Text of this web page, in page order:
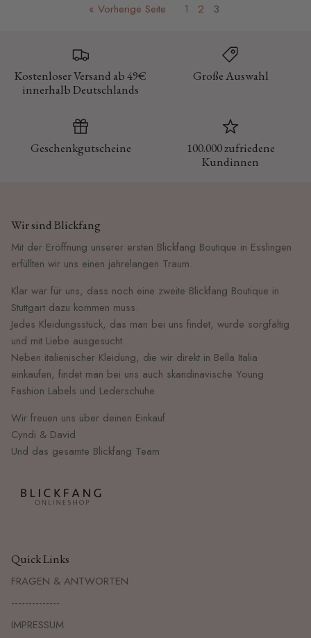
« Vorherige Seite · 1 2 3
Kostenloser Versand ab 49€
innerhalb Deutschlands
Große Auswahl
Geschenkgutscheine
100.000 zufriedene
Kundinnen
Wir sind Blickfang
Mit der Eröffnung unserer ersten Blickfang Boutique in Esslingen
erfüllten wir uns einen jahrelangen Traum.
Klar war für uns, dass noch eine zweite Blickfang Boutique in
Stuttgart dazu kommen muss.
Jedes Kleidungsstück, das man bei uns findet, wurde sorgfältig
und mit Liebe ausgesucht.
Neben italienischer Kleidung, die wir direkt in Bella Italia
einkaufen, findet man bei uns auch skandinavische Young
Fashion Labels und Lederschuhe.
Wir freuen uns über deinen Einkauf
Cyndi & David
Und das gesamte Blickfang Team
Quick Links
FRAGEN & ANTWORTEN
--------------
IMPRESSUM